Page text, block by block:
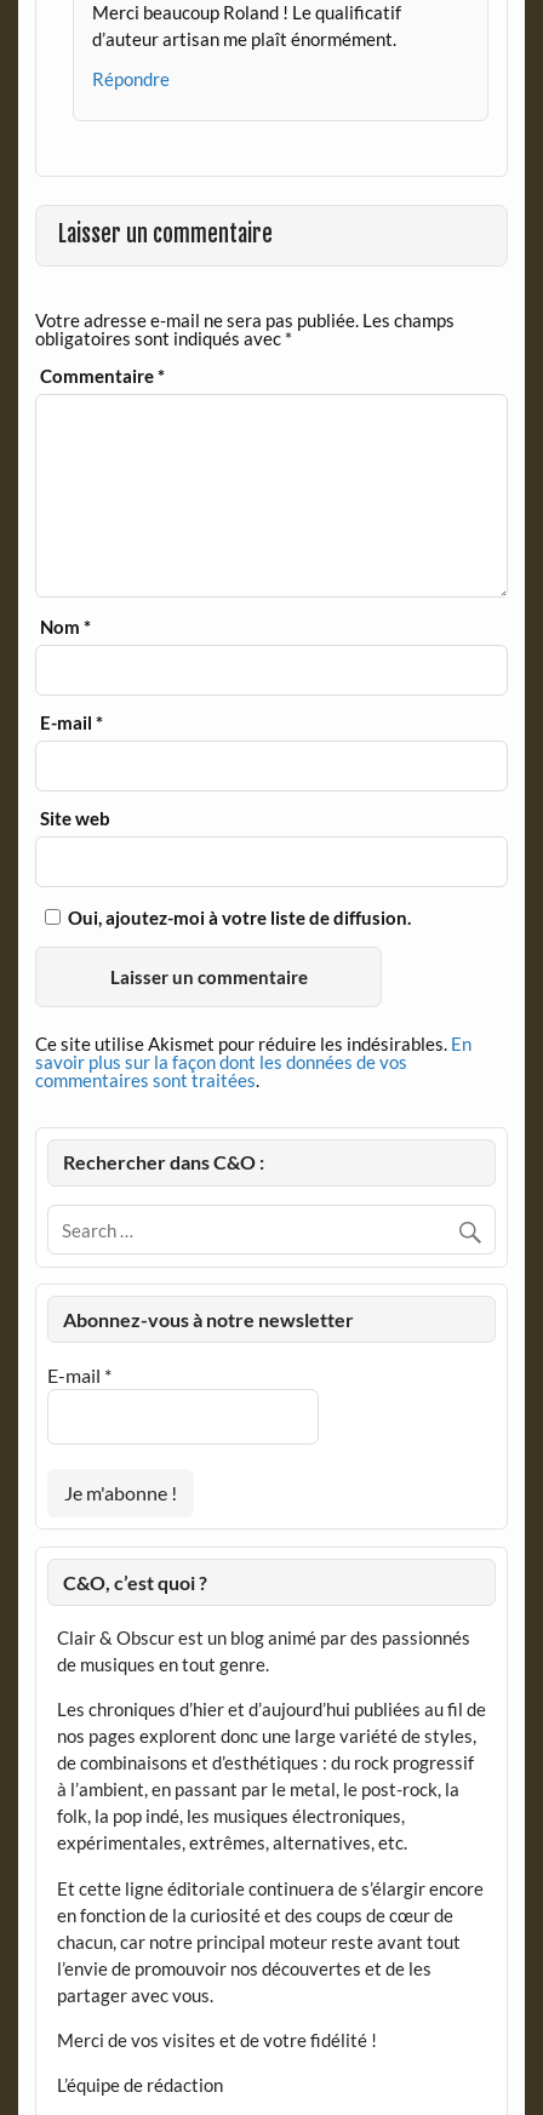
Merci beaucoup Roland ! Le qualificatif
d’auteur artisan me plaît énormément.
Répondre
Laisser un commentaire
Votre adresse e-mail ne sera pas publiée. Les champs
obligatoires sont indiqués avec *
Commentaire*
Nom*
E-mail*
Site web
Oui, ajoutez-moi à votre liste de diffusion.
Ce site utilise Akismet pour réduire les indésirables. En
savoir plus sur la façon dont les données de vos
commentaires sont traitées.
Rechercher dans C&O :
Abonnez-vous à notre newsletter
E-mail *
C&O, c’est quoi ?
Clair & Obscur est un blog animé par des passionnés
de musiques en tout genre.
Les chroniques d’hier et d’aujourd’hui publiées au fil de
nos pages explorent donc une large variété de styles,
de combinaisons et d’esthétiques : du rock progressif
à l’ambient, en passant par le metal, le post-rock, la
folk, la pop indé, les musiques électroniques,
expérimentales, extrêmes, alternatives, etc.
Et cette ligne éditoriale continuera de s’élargir encore
en fonction de la curiosité et des coups de cœur de
chacun, car notre principal moteur reste avant tout
l’envie de promouvoir nos découvertes et de les
partager avec vous.
Merci de vos visites et de votre fidélité !
L’équipe de rédaction